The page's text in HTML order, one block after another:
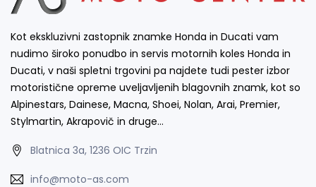
Kot ekskluzivni zastopnik znamke Honda in Ducati vam
nudimo široko ponudbo in servis motornih koles Honda in
Ducati, v naši spletni trgovini pa najdete tudi pester izbor
motoristične opreme uveljavljenih blagovnih znamk, kot so
Alpinestars, Dainese, Macna, Shoei, Nolan, Arai, Premier,
Stylmartin, Akrapovič in druge…
Blatnica 3a, 1236 OIC Trzin
info@moto-as.com